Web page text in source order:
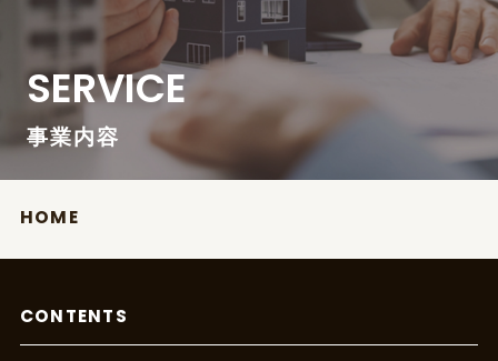
SERVICE
事業内容
HOME
CONTENTS